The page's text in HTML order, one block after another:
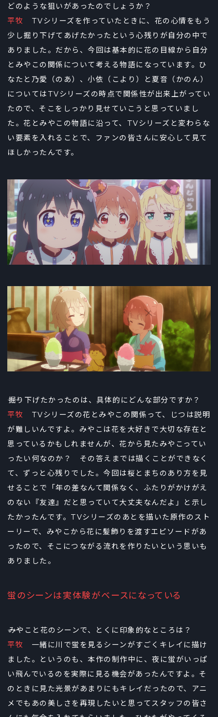
どのような狙いがあったのでしょうか？
平牧 TVシリーズを作っていたときに、花の心情をもう
少し掘り下げてあげたかったという心残りが自分の中で
ありました。だから、今回は基本的に花の目線から自分
とみやこの関係について考える物語になっています。ひ
なたと乃愛（のあ）、小依（こより）と夏音（かのん）
についてはTVシリーズの時点で関係性が出来上がってい
たので、そこをしっかり見せていこうと思っていまし
た。花とみやこの物語に沿って、TVシリーズと変わらな
い要素を入れることで、ファンの皆さんに安心して見て
ほしかったんです。
――掘り下げたかったのは、具体的にどんな部分ですか？
平牧 TVシリーズの花とみやこの関係って、じつは説明
が難しいんですよ。みやこは花を大好きで大切な存在と
思っているかもしれませんが、花から見たみやこってい
ったい何なのか？ その答えまでは描くことができなく
て、ずっと心残りでした。今回は桜とまちのあり方を見
せることで「年の差なんて関係なく、ふたりがかけがえ
のない『友達』だと思っていて大丈夫なんだよ」と示し
たかったんです。TVシリーズのあとを描いた原作のスト
ーリーで、みやこから花に髪飾りを渡すエピソードがあ
ったので、そこにつながる流れを作りたいという思いも
ありました。
蛍のシーンは実体験がベースになっている
――みやこと花のシーンで、とくに印象的なところは？
平牧 一緒に川で蛍を見るシーンがすごくキレイに描け
ました。というのも、本作の制作中に、夜に蛍がいっぱ
い飛んでいるのを実際に見る機会があったんですよ。そ
のときに見た光景があまりにもキレイだったので、アニ
メでもあの美しさを再現したいと思ってスタッフの皆さ